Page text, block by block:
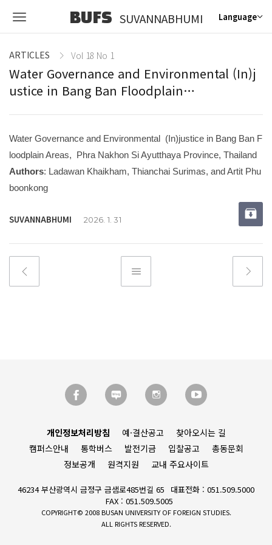
BUFS SUVANNABHUMI Language
ARTICLES Vol 18 No 1
Water Governance and Environmental (In)j
ustice in Bang Ban Floodplain…
Water Governance and Environmental (In)justice in Bang Ban F
loodplain Areas, Phra Nakhon Si Ayutthaya Province, Thailand
Authors: Ladawan Khaikham, Thianchai Surimas, and Artit Phu
boonkong
SUVANNABHUMI 2026. 1. 31
개인정보처리방침 예·결산공고
찾아오시는 길
캠퍼스안내
통학버스 발전기금 입찰공고
총동문회
정보공개
원격지원 교내 주요사이트
46234 부산광역시 금정구 금샘로485번길 65
대표전화 : 051.509.5000
FAX : 051.509.5005
COPYRIGHT© 2008 BUSAN UNIVERSITY OF FOREIGN STUDIES.
ALL RIGHTS RESERVED.